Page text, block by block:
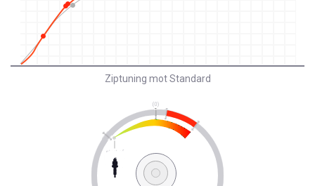
Ziptuning mot Standard